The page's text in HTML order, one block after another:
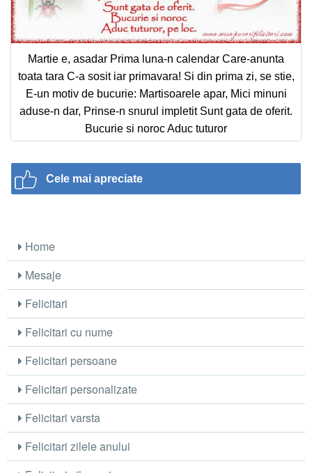
Martie e, asadar Prima luna-n calendar Care-anunta
toata tara C-a sosit iar primavara! Si din prima zi, se stie,
E-un motiv de bucurie: Martisoarele apar, Mici minuni
aduse-n dar, Prinse-n snurul impletit Sunt gata de oferit.
Bucurie si noroc Aduc tuturor
Cele mai apreciate
Home
Mesaje
Felicitari
Felicitari cu nume
Felicitari persoane
Felicitari personalizate
Felicitari varsta
Felicitari zilele anului